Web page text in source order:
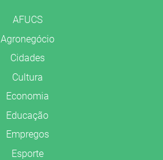
AFUCS
Agronegócio
Cidades
Cultura
Economia
Educação
Empregos
Esporte